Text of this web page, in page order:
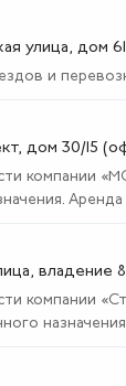
улица, дом 61
и
дом 30/15
компании
Аренда
владение
компании